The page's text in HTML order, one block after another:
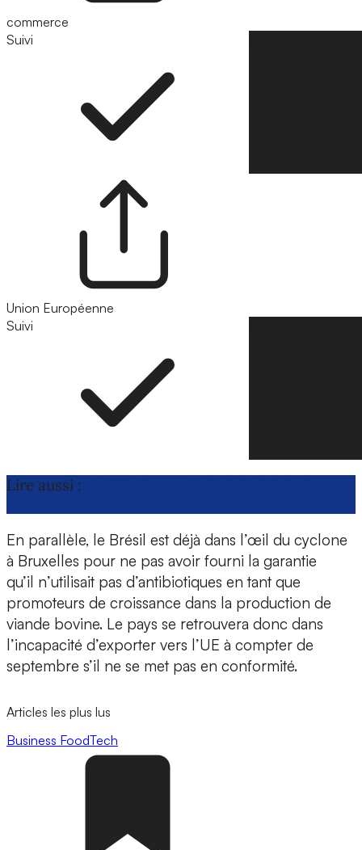
commerce
Suivi
Union Européenne
Suivi
Lire aussi :
En parallèle, le Brésil est déjà dans l’œil du cyclone
à Bruxelles pour ne pas avoir fourni la garantie
qu’il n’utilisait pas d’antibiotiques en tant que
promoteurs de croissance dans la production de
viande bovine. Le pays se retrouvera donc dans
l’incapacité d’exporter vers l’UE à compter de
septembre s’il ne se met pas en conformité.
Articles les plus lus
Business FoodTech